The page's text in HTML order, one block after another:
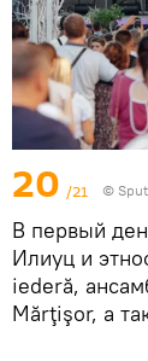
20 /21 ©
В первый
Илиуц и
iederă,
Mărţişor, а